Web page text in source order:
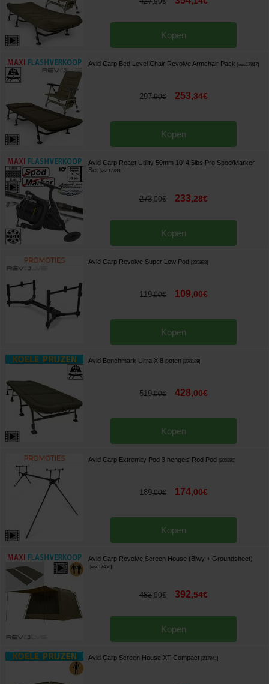
Kopen
Avid Carp Bed Level Chair Revolve Armchair Pack [esc17817]
297,90€ 253,34€
Kopen
Avid Carp React Utility 50mm 10' 4.5lbs Pro Spod/Marker
Set [esc17780]
273,00€ 233,28€
Kopen
Avid Carp Revolve Super Low Pod 205888]
119,00€ 109,00€
Kopen
Avid Benchmark Ultra X 8 poten 270169]
519,00€ 428,00€
Kopen
Avid Carp Extremity Pod 3 hengels Rod Pod 205886]
189,00€ 174,00€
Kopen
Avid Carp Revolve Screen House (Biwy + Groundsheet)
[esc17456]
483,00€ 392,54€
Kopen
Avid Carp Screen House XT Compact 217841]